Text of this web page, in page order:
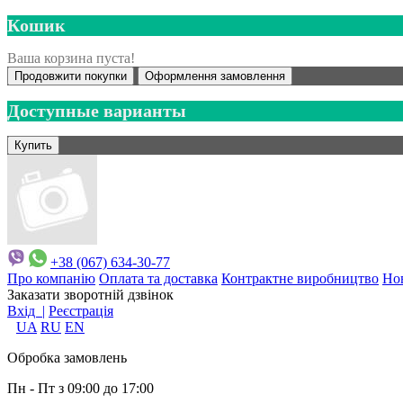
Кошик
Ваша корзина пуста!
Продовжити покупки Оформлення замовлення
Доступные варианты
+38 (067) 634-30-77
Про компанію Оплата та доставка Контрактне виробництво
Заказати зворотній дзвінок
Вхід | Реєстрація
UA RU EN
Обробка замовлень
Пн - Пт з 09:00 до 17:00